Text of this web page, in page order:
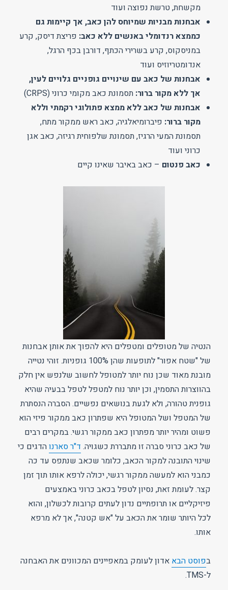
מקשחת, טרשת נפוצה ועוד
אבחנות מבניות שמיוחס להן כאב, אך קיימות גם
כממצא רנדומלי באנשים ללא כאב: פריצת דיסק, קרע
במניסקוס, קרע בשרירי הכתף, דורבן בכף הרגל,
אנדומטריוזיס ועוד
אבחנות של כאב עם שינויים גופניים גלויים לעין,
אך ללא מקור ברור: תסמונת כאב מקומי כרוני (CRPS)
אבחנות של כאב ללא ממצא פתולוגי רקמתי וללא
מקור ברור: פיברומיאלגיה, כאב ראש ממקור מתח,
תסמונת המעי הרגיז, תסמונת שלפוחית רגיזה, כאב אגן
כרוני ועוד
כאב פנטום – כאב באיבר שאינו קיים
הנטיה של מטופלים ומטפלים היא להפוך את אותן אבחנות
של "שטח אפור" לתופעות שהן 100% גופניות. זוהי נטייה
מובנת מאוד שכן נוח יותר למטופל לחשוב שלנפש אין חלק
בהווצרות התסמין, וכן יותר נוח למטפל לטפל בבעיה שהיא
גופנית טהורה, ולא לגעת בנושאים נפשיים. הסברה הנסתרת
של המטפל ושל המטופל היא שפתרון כאב ממקור פיזי הוא
פשוט ומהיר יותר מפתרון כאב ממקור רגשי. במקרים רבים
של כאב כרוני סברה זו מתבררת כשגויה. ד"ר סארנוהדגים כי
שינוי התובנה למקור הכאב, כלומר שכאב שנתפס עד כה
כמבני הוא למעשה ממקור רגשי, יכולה לרפא אותו תוך זמן
קצר. לעומת זאת, נסיון לטפל בכאב כרוני באמצעים
פיזיקליים או תרופתיים נדון לעתים קרובות לכשלון, והוא
לכל היותר שומר את הכאב על "אש קטנה", אך לא מרפא
אותו.
בפוסט הבא אדון לעומק במאפיינים המכוונים את האבחנה
ל-TMS.